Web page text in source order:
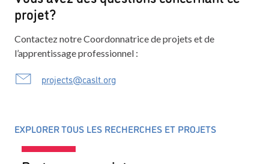
projet?
Contactez notre Coordonnatrice de projets et de
l’apprentissage professionnel :
projects@caslt.org
EXPLORER TOUS LES RECHERCHES ET PROJETS